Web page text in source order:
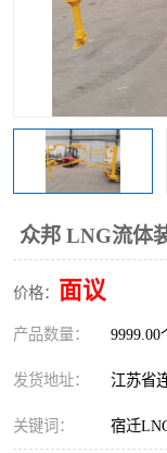
众邦 LNG流体
价格： 面议
产品数量： 9999.00
发货地址： 江苏省
关键词： 宿迁